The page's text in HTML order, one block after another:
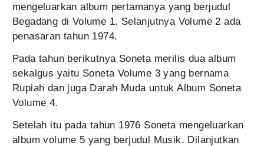
mengeluarkan album pertamanya yang berjudul
Begadang di Volume 1. Selanjutnya Volume 2 ada
penasaran tahun 1974.
Pada tahun berikutnya Soneta merilis dua album
sekalgus yaitu Soneta Volume 3 yang bernama
Rupiah dan juga Darah Muda untuk Album Soneta
Volume 4.
Setelah itu pada tahun 1976 Soneta mengeluarkan
album volume 5 yang berjudul Musik. Dilanjutkan